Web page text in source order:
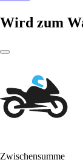
Wird zum
Zwischensumme